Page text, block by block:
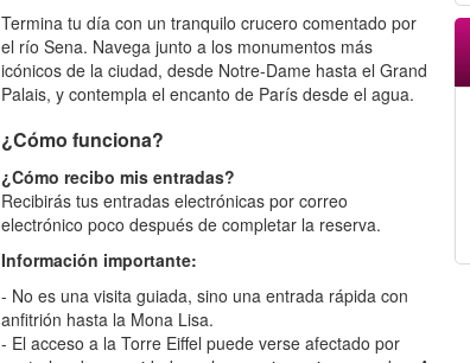
Termina tu día con un tranquilo crucero comentado por
el río Sena. Navega junto a los monumentos más
icónicos de la ciudad, desde Notre-Dame hasta el Grand
Palais, y contempla el encanto de París desde el agua.
¿Cómo funciona?
¿Cómo recibo mis entradas?
Recibirás tus entradas electrónicas por correo
electrónico poco después de completar la reserva.
Información importante:
- No es una visita guiada, sino una entrada rápida con
anfitrión hasta la Mona Lisa.
- El acceso a la Torre Eiffel puede verse afectado por